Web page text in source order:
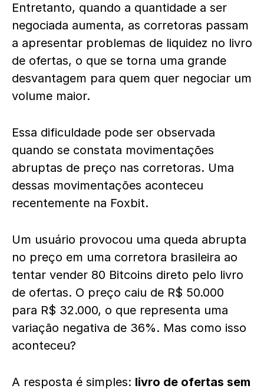
Entretanto, quando a quantidade a ser
negociada aumenta, as corretoras passam
a apresentar problemas de liquidez no livro
de ofertas, o que se torna uma grande
desvantagem para quem quer negociar um
volume maior.
Essa dificuldade pode ser observada
quando se constata movimentações
abruptas de preço nas corretoras. Uma
dessas movimentações aconteceu
recentemente na Foxbit.
Um usuário provocou uma queda abrupta
no preço em uma corretora brasileira ao
tentar vender 80 Bitcoins direto pelo livro
de ofertas. O preço caiu de R$ 50.000
para R$ 32.000, o que representa uma
variação negativa de 36%. Mas como isso
aconteceu?
A resposta é simples: livro de ofertas sem